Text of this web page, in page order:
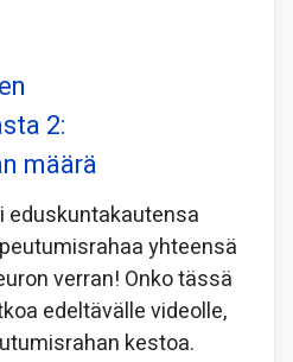
2:
määrä
eduskuntakautensa
yhteensä
verran! Onko tässä
edeltävälle videolle,
kestoa.